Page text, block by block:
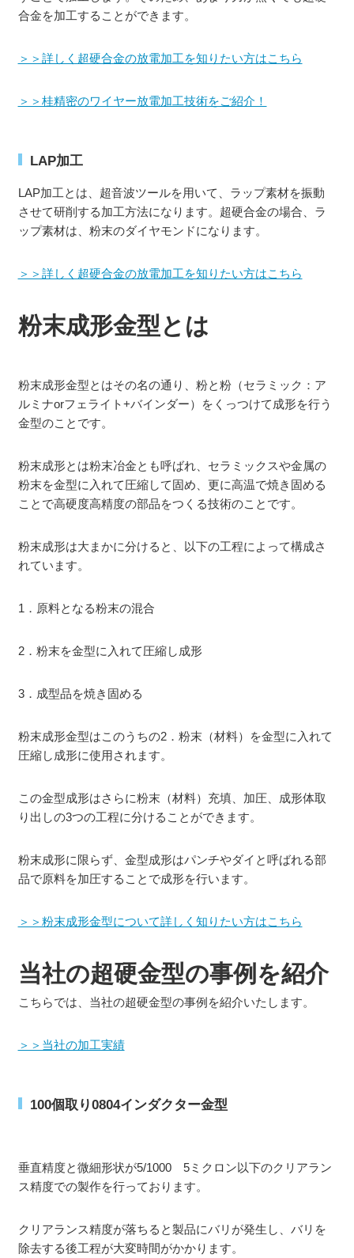
合金を加工することができます。
＞＞詳しく超硬合金の放電加工を知りたい方はこちら
＞＞桂精密のワイヤー放電加工技術をご紹介！
LAP加工
LAP加工とは、超音波ツールを用いて、ラップ素材を振動
させて研削する加工方法になります。超硬合金の場合、ラ
ップ素材は、粉末のダイヤモンドになります。
＞＞詳しく超硬合金の放電加工を知りたい方はこちら
粉末成形金型とは
粉末成形金型とはその名の通り、粉と粉（セラミック：ア
ルミナorフェライト+バインダー）をくっつけて成形を行う
金型のことです。
粉末成形とは粉末冶金とも呼ばれ、セラミックスや金属の
粉末を金型に入れて圧縮して固め、更に高温で焼き固める
ことで高硬度高精度の部品をつくる技術のことです。
粉末成形は大まかに分けると、以下の工程によって構成さ
れています。
1．原料となる粉末の混合
2．粉末を金型に入れて圧縮し成形
3．成型品を焼き固める
粉末成形金型はこのうちの2．粉末（材料）を金型に入れて
圧縮し成形に使用されます。
この金型成形はさらに粉末（材料）充填、加圧、成形体取
り出しの3つの工程に分けることができます。
粉末成形に限らず、金型成形はパンチやダイと呼ばれる部
品で原料を加圧することで成形を行います。
＞＞粉末成形金型について詳しく知りたい方はこちら
当社の超硬金型の事例を紹介
こちらでは、当社の超硬金型の事例を紹介いたします。
＞＞当社の加工実績
100個取り0804インダクター金型
垂直精度と微細形状が5/1000 5ミクロン以下のクリアラン
ス精度での製作を行っております。
クリアランス精度が落ちると製品にバリが発生し、バリを
除去する後工程が大変時間がかかります。